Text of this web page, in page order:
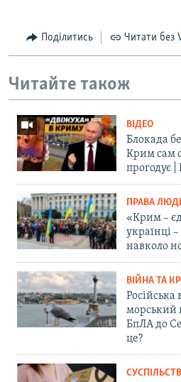
Поділитись Читати без
Читайте також
ВІДЕО
Блокада
Крим сам
прогодує |
ПРАВА
«Крим –
українці
навколо
ВІЙНА ТА
Російська
морський
БпЛА до
це?